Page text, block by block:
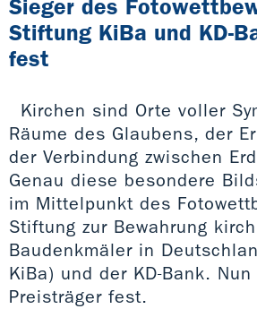
Sieger des
Stiftung KiBa und KD-
fest
Kirchen sind Orte voller
Räume des Glaubens, der
der Verbindung zwischen
Genau diese besondere
im Mittelpunkt des
Stiftung zur Bewahrung
Baudenkmäler in
KiBa) und der KD-Bank.
Preisträger fest.